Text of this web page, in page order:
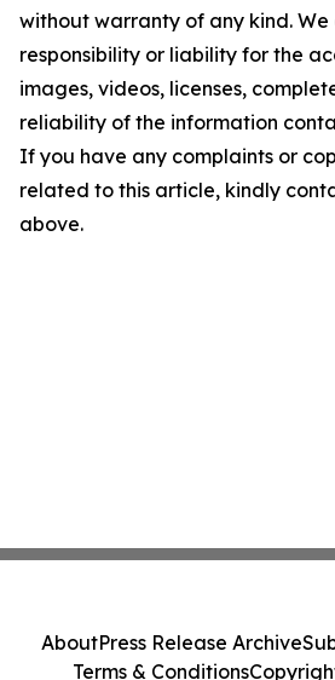
without warranty of any kind.
responsibility or liability for the
images, videos, licenses,
reliability of the information
If you have any complaints or
related to this article, kindly
above.
AboutPress Release Archive
Terms & Conditions